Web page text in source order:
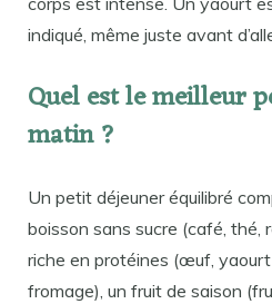
indiqué, même juste avant
Quel est le meilleur
matin ?
Un petit déjeuner équilibré
boisson sans sucre (café, thé,
riche en protéines (œuf,
fromage), un fruit de saison